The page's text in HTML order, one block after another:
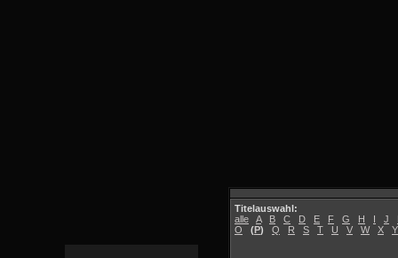
Titelauswahl:
alle
A B C D E F G H I J
O
(P) Q R S T U V W X Y